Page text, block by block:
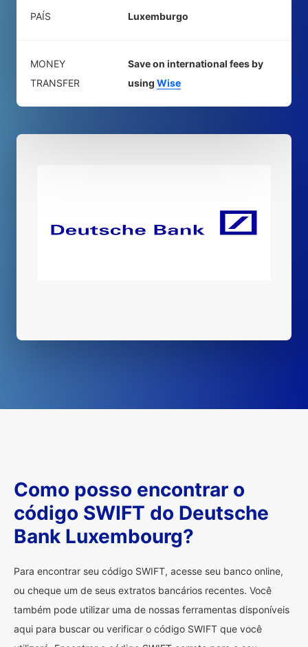
PAÍS Luxemburgo
MONEY
TRANSFER
Save on international fees by
using Wise
Como posso encontrar o
código SWIFT do Deutsche
Bank Luxembourg?
Para encontrar seu código SWIFT, acesse seu banco online,
ou cheque um de seus extratos bancários recentes. Você
também pode utilizar uma de nossas ferramentas disponíveis
aqui para buscar ou verificar o código SWIFT que você